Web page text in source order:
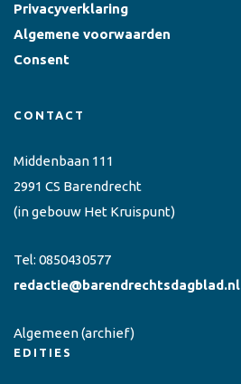
Privacyverklaring
Algemene voorwaarden
Consent
CONTACT
Middenbaan 111
2991 CS Barendrecht
(in gebouw Het Kruispunt)
Tel: 0850430577
redactie@barendrechtsdagblad.nl
Algemeen(archief)
EDITIES